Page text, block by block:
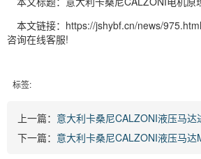
本文链接：https://jshybf.cn/news/
咨询在线客服!
标签:
上一篇： 意大利卡桑尼CALZONI液压马达
下一篇： 意大利卡桑尼CALZONI液压马达